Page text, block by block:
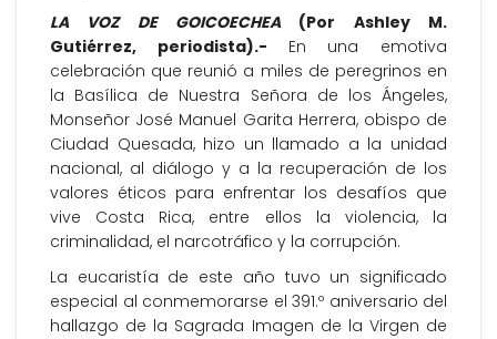
LA VOZ DE GOICOECHEA (Por Ashley M.
Gutiérrez, periodista).- En una emotiva
celebración que reunió a miles de peregrinos en
la Basílica de Nuestra Señora de los Ángeles,
Monseñor José Manuel Garita Herrera, obispo de
Ciudad Quesada, hizo un llamado a la unidad
nacional, al diálogo y a la recuperación de los
valores éticos para enfrentar los desafíos que
vive Costa Rica, entre ellos la violencia, la
criminalidad, el narcotráfico y la corrupción.
La eucaristía de este año tuvo un significado
especial al conmemorarse el 391.º aniversario del
hallazgo de la Sagrada Imagen de la Virgen de